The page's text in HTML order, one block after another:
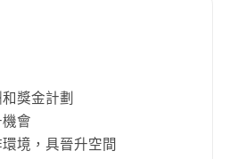
獎金計劃
會
境，具晉升空間